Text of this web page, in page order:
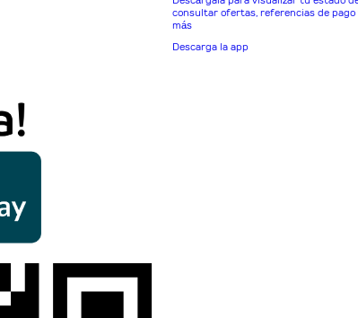
consultar ofertas, referencias de pago
más
Descarga la app